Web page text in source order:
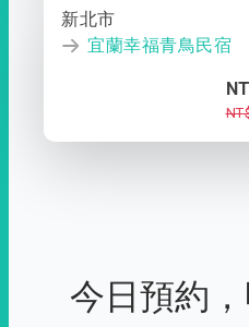
新北市
宜蘭幸福青鳥民宿
今日預約，